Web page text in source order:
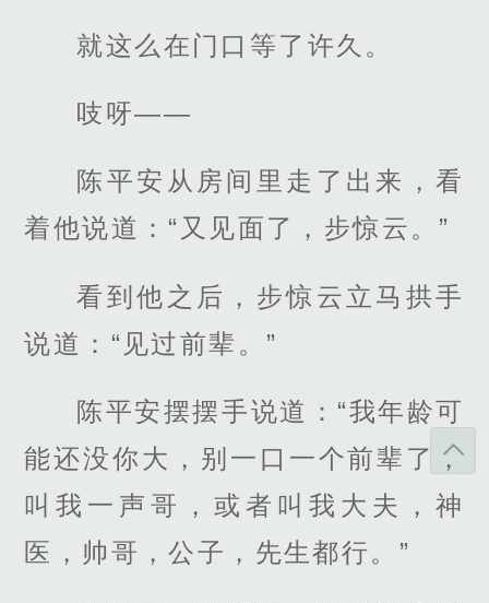
就这么在门口等了许久。
吱呀——
陈平安从房间里走了出来，看
着他说道：“又见面了，步惊云。”
看到他之后，步惊云立马拱手
说道：“见过前辈。”
陈平安摆摆手说道：“我年龄可
能还没你大，别一口一个前辈了，
叫我一声哥，或者叫我大夫，神
医，帅哥，公子，先生都行。”